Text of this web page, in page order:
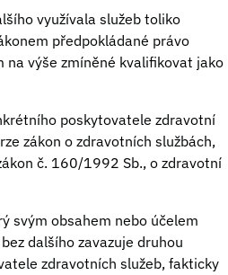
využívala služeb toliko
předpokládané právo
na výše zmíněné kvalifikovat jako
poskytovatele zdravotní
zákon o zdravotních službách,
č. 160/1992 Sb., o zdravotní
svým obsahem nebo účelem
dalšího zavazuje druhou
zdravotních služeb, fakticky